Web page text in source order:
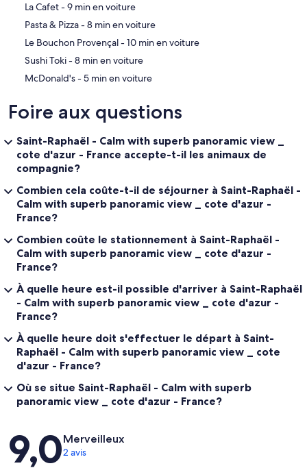
‪La Cafet - ‬9 min en voiture
‪Pasta & Pizza - ‬8 min en voiture
‪Le Bouchon Provençal - ‬10 min en voiture
‪Sushi Toki - ‬8 min en voiture
‪McDonald's - ‬5 min en voiture
Foire aux questions
Saint-Raphaël - Calm with superb panoramic view _
cote d'azur - France accepte-t-il les animaux de
compagnie?
Combien cela coûte-t-il de séjourner à Saint-Raphaël -
Calm with superb panoramic view _ cote d'azur -
France?
Combien coûte le stationnement à Saint-Raphaël -
Calm with superb panoramic view _ cote d'azur -
France?
À quelle heure est-il possible d'arriver à Saint-Raphaël
- Calm with superb panoramic view _ cote d'azur -
France?
À quelle heure doit s'effectuer le départ à Saint-
Raphaël - Calm with superb panoramic view _ cote
d'azur - France?
Où se situe Saint-Raphaël - Calm with superb
panoramic view _ cote d'azur - France?
Avis
9,0Merveilleux
2 avis